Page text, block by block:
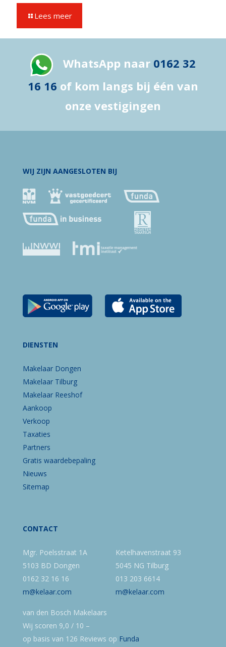
Lees meer
WhatsApp naar 0162 32
16 16 of kom langs bij één van
onze vestigingen
WIJ ZIJN AANGESLOTEN BIJ
DIENSTEN
Makelaar Dongen
Makelaar Tilburg
Makelaar Reeshof
Aankoop
Verkoop
Taxaties
Partners
Gratis waardebepaling
Nieuws
Sitemap
CONTACT
Mgr. Poelsstraat 1A
5103 BD Dongen
0162 32 16 16
m@kelaar.com
Ketelhavenstraat 93
5045 NG Tilburg
013 203 6614
m@kelaar.com
van den Bosch Makelaars
Wij scoren 9,0 / 10 –
op basis van 126 Reviews op Funda